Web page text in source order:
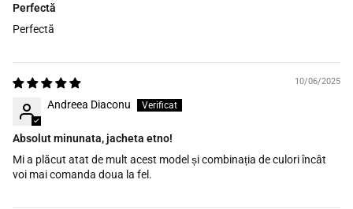
Perfectă
Perfectă
10/06/2025
Andreea Diaconu
Absolut minunata, jacheta etno!
Mi a plăcut atat de mult acest model și combinația de culori încât
voi mai comanda doua la fel.